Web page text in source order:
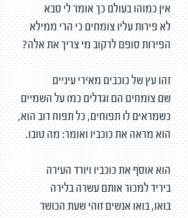
אין כמוהו בעולם כך אומר לי סבא
לא פירות עליו צומחים כי הרי ממילא
הפירות סופם לרקוב מי צריך את אלה?
זהו עץ של כוכבים מאירי עיניים
שם צומחים הם וגדלים כמו על השמיים
כשמראים לו תפוחים, כל תפוח דוב הוא,
הוא מראה את כוכביו ואומר: מה טובו.
הוא אוסף את כוכביו ויורד העירה
ביריד למכור אותם עשרה בלירה
בואו, בואו אנשים זוהי שעת הכושר